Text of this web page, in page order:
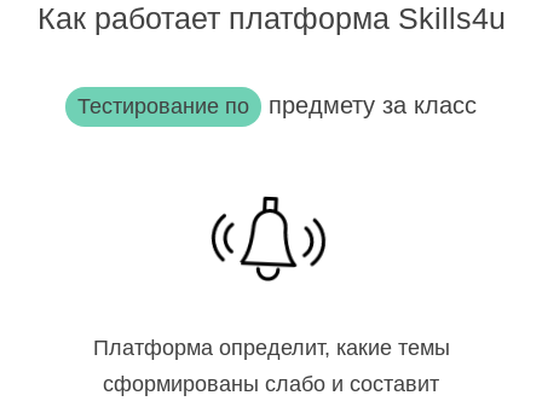
Как работает платформа Skills4u
Тестирование по предмету за класс
Платформа определит, какие темы
сформированы слабо и составит